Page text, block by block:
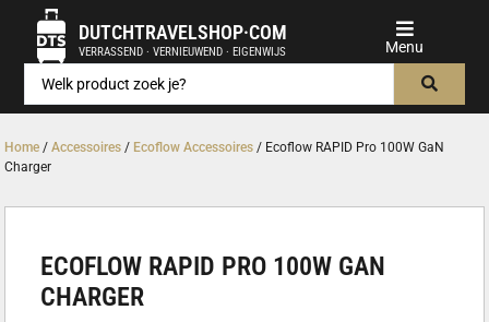
DUTCHTRAVELSHOP·COM
VERRASSEND · VERNIEUWEND · EIGENWIJS
Home /Accessoires / Ecoflow Accessoires / Ecoflow RAPID Pro 100W GaN
Charger
ECOFLOW RAPID PRO 100W GAN
CHARGER